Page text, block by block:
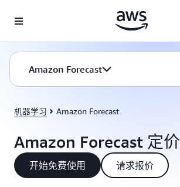
Amazon Forecast
机器学习 Amazon Forecast
Amazon Forecast 定价
开始免费使用 请求报价